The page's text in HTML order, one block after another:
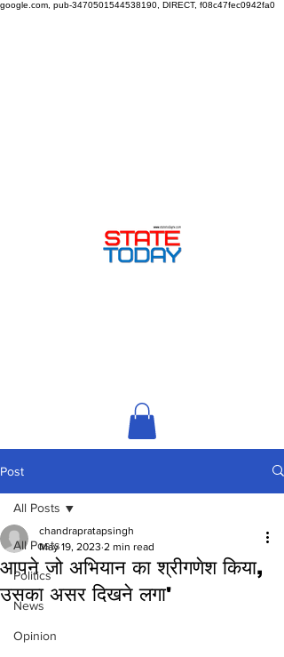
google.com, pub-3470501544538190, DIRECT, f08c47fec0942fa0
Post
All Posts
Politics
News
Opinion
All Posts
आपने जो अभियान का श्रीगणेश किया,
उसका असर दिखने लगा'
chandrapratapsingh
May 19, 2023 2 min read